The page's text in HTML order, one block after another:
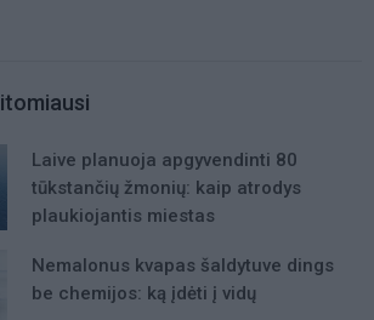
Laive planuoja apgyvendinti 80
tūkstančių žmonių: kaip atrodys
plaukiojantis miestas
Nemalonus kvapas šaldytuve dings
be chemijos: ką įdėti į vidų